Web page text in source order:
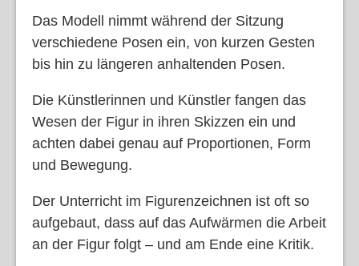
Das Modell nimmt während der Sitzung
verschiedene Posen ein, von kurzen Gesten
bis hin zu längeren anhaltenden Posen.
Die Künstlerinnen und Künstler fangen das
Wesen der Figur in ihren Skizzen ein und
achten dabei genau auf Proportionen, Form
und Bewegung.
Der Unterricht im Figurenzeichnen ist oft so
aufgebaut, dass auf das Aufwärmen die Arbeit
an der Figur folgt – und am Ende eine Kritik.